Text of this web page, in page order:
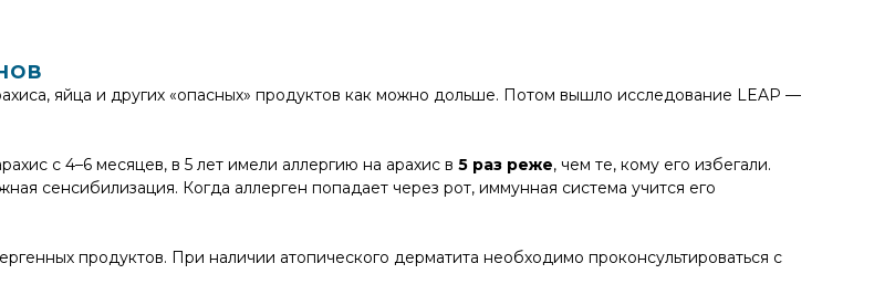
яйца и других «опасных» продуктов как можно дольше. Потом вышло исследование LEAP —
с 4–6 месяцев, в 5 лет имели аллергию на арахис в 5 раз реже, чем те, кому его избегали.
сенсибилизация. Когда аллерген попадает через рот, иммунная система учится его
продуктов. При наличии атопического дерматита необходимо проконсультироваться с